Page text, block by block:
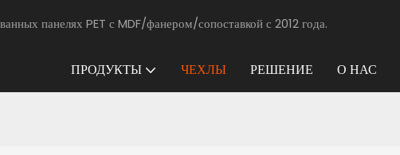
панелях PET с MDF/фанером/сопоставкой с 2012 года.
ПРОДУКТЫ ЧЕХЛЫ РЕШЕНИЕ О НАС